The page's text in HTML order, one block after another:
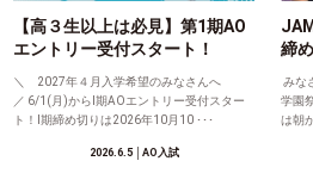
【高３生以上は必見】第1期AO
エントリー受付スタート！
＼ 2027年４月入学希望のみなさんへ
／ 6/1(月)からⅠ期AOエントリー受付スター
ト！Ⅰ期締め切りは2026年10月10 ･･･
2026.6.5│AO入試
締
みな
学園
は朝